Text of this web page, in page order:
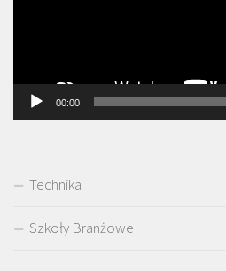
00:00
Technika
Szkoły Branżowe